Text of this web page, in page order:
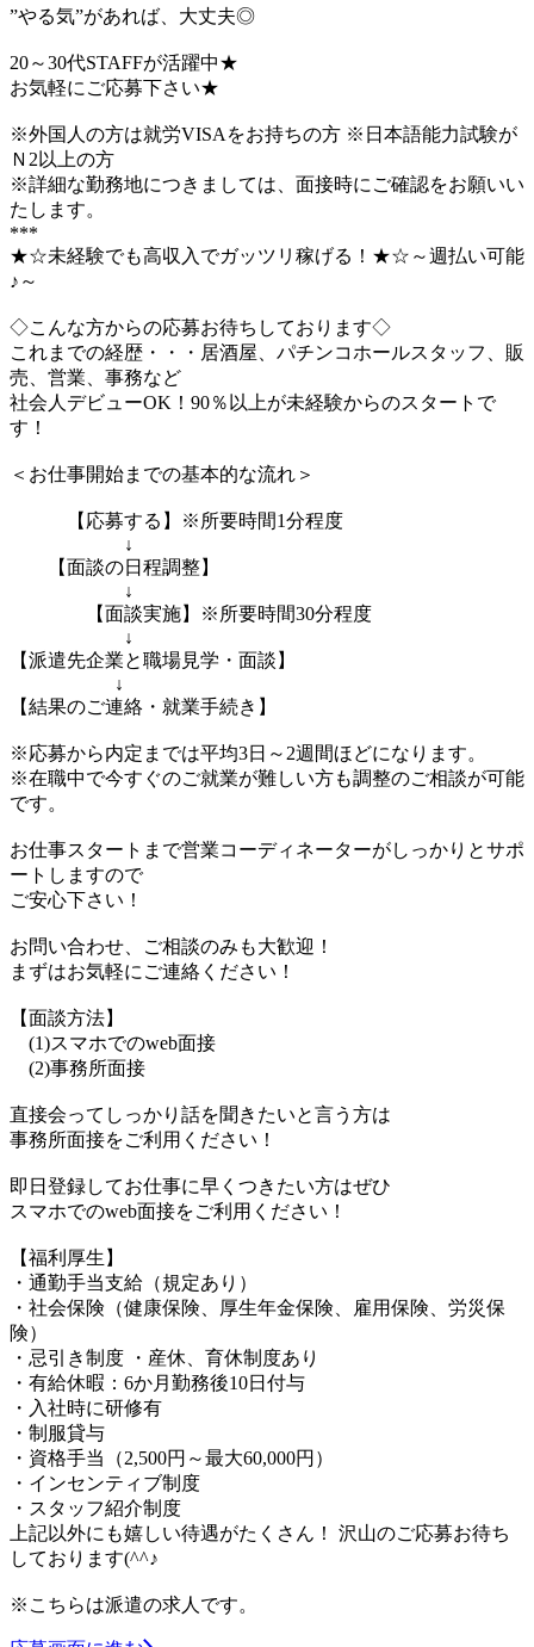
”やる気”があれば、大丈夫◎
20～30代STAFFが活躍中★
お気軽にご応募下さい★
※外国人の方は就労VISAをお持ちの方 ※日本語能力試験が
Ｎ2以上の方
※詳細な勤務地につきましては、面接時にご確認をお願いい
たします。
***
★☆未経験でも高収入でガッツリ稼げる！★☆～週払い可能
♪～
◇こんな方からの応募お待ちしております◇
これまでの経歴・・・居酒屋、パチンコホールスタッフ、販
売、営業、事務など
社会人デビューOK！90％以上が未経験からのスタートで
す！
＜お仕事開始までの基本的な流れ＞
【応募する】※所要時間1分程度
↓
【面談の日程調整】
↓
【面談実施】※所要時間30分程度
↓
【派遣先企業と職場見学・面談】
↓
【結果のご連絡・就業手続き】
※応募から内定までは平均3日～2週間ほどになります。
※在職中で今すぐのご就業が難しい方も調整のご相談が可能
です。
お仕事スタートまで営業コーディネーターがしっかりとサポ
ートしますので
ご安心下さい！
お問い合わせ、ご相談のみも大歓迎！
まずはお気軽にご連絡ください！
【面談方法】
(1)スマホでのweb面接
(2)事務所面接
直接会ってしっかり話を聞きたいと言う方は
事務所面接をご利用ください！
即日登録してお仕事に早くつきたい方はぜひ
スマホでのweb面接をご利用ください！
【福利厚生】
・通勤手当支給（規定あり）
・社会保険（健康保険、厚生年金保険、雇用保険、労災保
険）
・忌引き制度 ・産休、育休制度あり
・有給休暇：6か月勤務後10日付与
・入社時に研修有
・制服貸与
・資格手当（2,500円～最大60,000円）
・インセンティブ制度
・スタッフ紹介制度
上記以外にも嬉しい待遇がたくさん！ 沢山のご応募お待ち
しております(^^♪
※こちらは派遣の求人です。